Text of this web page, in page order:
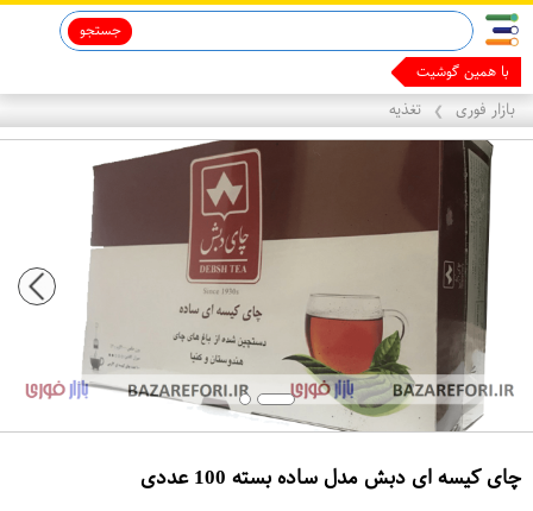
جستجو
با همین گوشیت پول د
بازار فوری ❯ تغذیه
چای کیسه ای دبش مدل ساده بسته 100 عددی